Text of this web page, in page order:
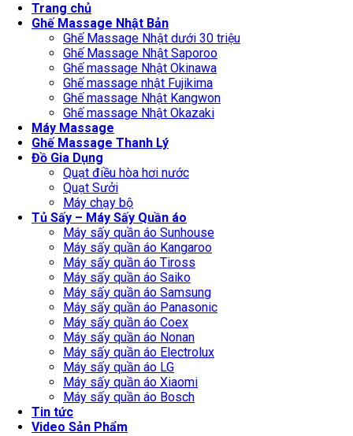
Trang chủ
Ghế Massage Nhật Bản
Ghế Massage Nhật dưới 30 triệu
Ghế Massage Nhật Saporoo
Ghế massage Nhật Okinawa
Ghế massage nhật Fujikima
Ghế massage Nhật Kangwon
Ghế massage Nhật Okazaki
Máy Massage
Ghế Massage Thanh Lý
Đồ Gia Dụng
Quạt điều hòa hơi nước
Quạt Sưởi
Máy chạy bộ
Tủ Sấy – Máy Sấy Quần áo
Máy sấy quần áo Sunhouse
Máy sấy quần áo Kangaroo
Máy sấy quần áo Tiross
Máy sấy quần áo Saiko
Máy sấy quần áo Samsung
Máy sấy quần áo Panasonic
Máy sấy quần áo Coex
Máy sấy quần áo Nonan
Máy sấy quần áo Electrolux
Máy sấy quần áo LG
Máy sấy quần áo Xiaomi
Máy sấy quần áo Bosch
Tin tức
Video Sản Phẩm